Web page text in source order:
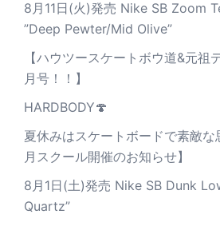
8月11日(火)発売 Nike SB Zoom
”Deep Pewter/Mid Olive”
【ハウツースケートボウ道&元
月号！！】
HARDBODY🍄
夏休みはスケートボードで素敵
月スクール開催のお知らせ】
8月1日(土)発売 Nike SB Dunk
Quartz”